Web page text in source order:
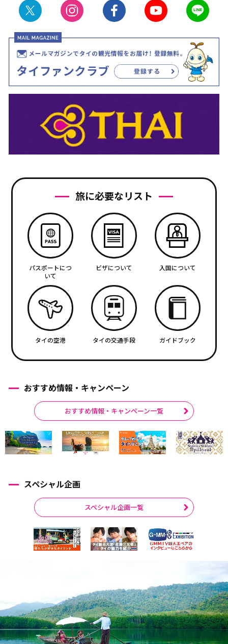
旅に必要なリスト
パスポートにつ
いて
ビザについて 入国について
タイの空港 タイの交通手段 ガイドブック
おすすめ情報・キャンペーン
おすすめ情報・キャンペーン一覧
スペシャル企画
スペシャル企画一覧